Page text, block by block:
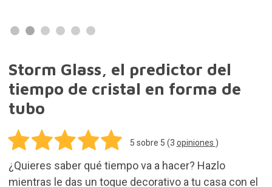
Añadir al Carrito
Gastos de envío gratis en pedidos de más de
50,00€. Resto de pedidos 3,90€
En stock. Compra hoy antes de las 16:00 y
recíbelo el lunes 10 de agosto